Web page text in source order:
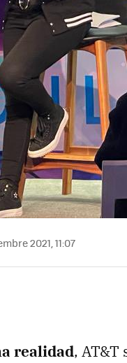
2021, 11:07
realidad, AT&T